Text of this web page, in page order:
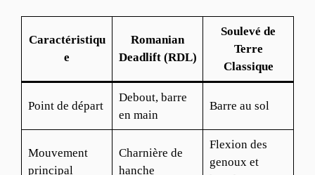
Caractéristiqu
e
Romanian
Deadlift (RDL)
Soulevé de
Terre
Classique
Point de départ
Debout, barre
en main
Barre au sol
Mouvement
principal
Charnière de
hanche
Flexion des
genoux et